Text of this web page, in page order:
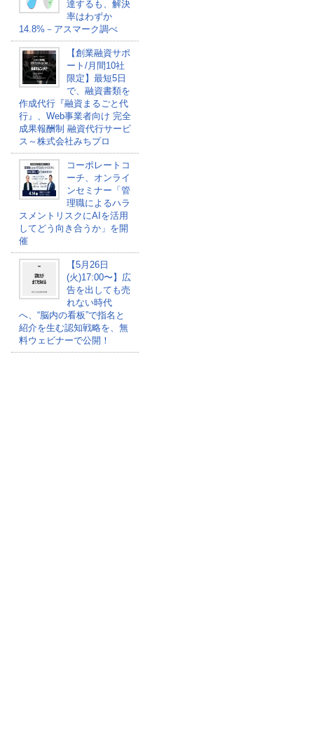
達するも、解決
率はわずか
14.8%－アスマーク調べ
【創業融資サポ
ート/月間10社
限定】最短5日
で、融資書類を
作成代行『融資まるごと代
行』、Web事業者向け 完全
成果報酬制 融資代行サービ
ス～株式会社みちプロ
コーポレートコ
ーチ、オンライ
ンセミナー「管
理職によるハラ
スメントリスクにAIを活用
してどう向き合うか」を開
催
【5月26日
(火)17:00〜】広
告を出しても売
れない時代
へ、“脳内の看板”で指名と
紹介を生む認知戦略を、無
料ウェビナーで公開！